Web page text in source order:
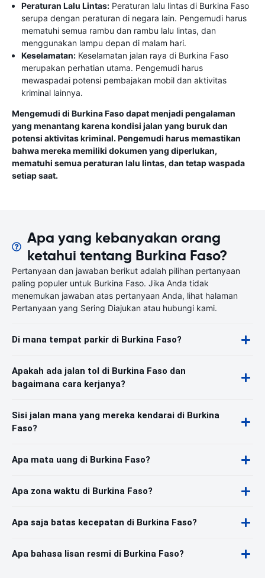
Peraturan Lalu Lintas: Peraturan lalu lintas di Burkina Faso
serupa dengan peraturan di negara lain. Pengemudi harus
mematuhi semua rambu dan rambu lalu lintas, dan
menggunakan lampu depan di malam hari.
Keselamatan: Keselamatan jalan raya di Burkina Faso
merupakan perhatian utama. Pengemudi harus
mewaspadai potensi pembajakan mobil dan aktivitas
kriminal lainnya.
Mengemudi di Burkina Faso dapat menjadi pengalaman
yang menantang karena kondisi jalan yang buruk dan
potensi aktivitas kriminal. Pengemudi harus memastikan
bahwa mereka memiliki dokumen yang diperlukan,
mematuhi semua peraturan lalu lintas, dan tetap waspada
setiap saat.
Apa yang kebanyakan orang
ketahui tentang Burkina Faso?
Pertanyaan dan jawaban berikut adalah pilihan pertanyaan
paling populer untuk Burkina Faso. Jika Anda tidak
menemukan jawaban atas pertanyaan Anda, lihat halaman
Pertanyaan yang Sering Diajukan atau hubungi kami.
Di mana tempat parkir di Burkina Faso?
Apakah ada jalan tol di Burkina Faso dan
bagaimana cara kerjanya?
Sisi jalan mana yang mereka kendarai di Burkina
Faso?
Apa mata uang di Burkina Faso?
Apa zona waktu di Burkina Faso?
Apa saja batas kecepatan di Burkina Faso?
Apa bahasa lisan resmi di Burkina Faso?